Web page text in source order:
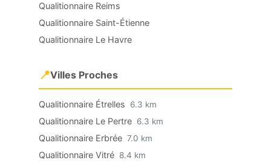
Qualitionnaire Reims
Qualitionnaire Saint-Étienne
Qualitionnaire Le Havre
📍Villes Proches
Qualitionnaire Étrelles 6.3 km
Qualitionnaire Le Pertre 6.3 km
Qualitionnaire Erbrée 7.0 km
Qualitionnaire Vitré 8.4 km